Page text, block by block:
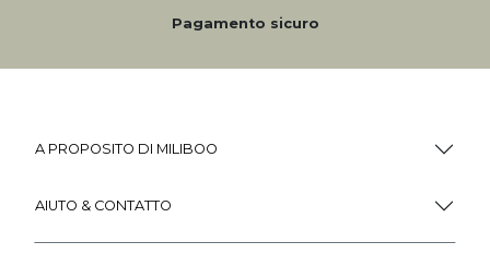
Pagamento sicuro
A PROPOSITO DI MILIBOO
AIUTO & CONTATTO